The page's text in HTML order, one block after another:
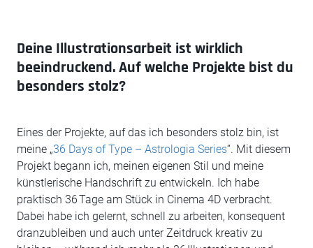
Deine Illustrationsarbeit ist wirklich
beeindruckend. Auf welche Projekte bist du
besonders stolz?
Eines der Projekte, auf das ich besonders stolz bin, ist
meine „36 Days of Type – Astrologia Series“. Mit diesem
Projekt begann ich, meinen eigenen Stil und meine
künstlerische Handschrift zu entwickeln. Ich habe
praktisch 36 Tage am Stück in Cinema 4D verbracht.
Dabei habe ich gelernt, schnell zu arbeiten, konsequent
dranzubleiben und auch unter Zeitdruck kreativ zu